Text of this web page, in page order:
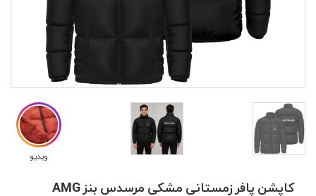
ویدیو
کاپشن پافر زمستانی مشکی مرسدس بنز AMG